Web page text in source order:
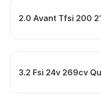
2.0 Avant Tfsi 200
3.2 Fsi 24v 269cv